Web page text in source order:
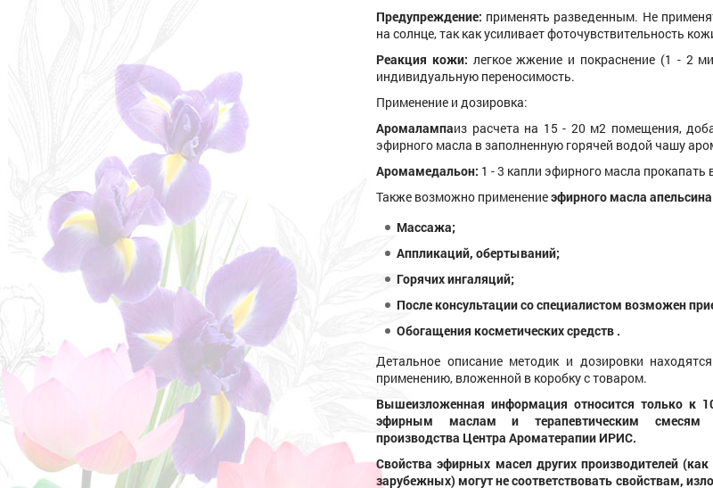
Предупреждение: применять разведенным. Не
на солнце, так как усиливает фоточувствительность
Реакция кожи: легкое жжение и покраснение (1 - 2
индивидуальную переносимость.
Применение и дозировка:
Аромалампаиз расчета на 15 - 20 м2 помещения,
эфирного масла в заполненную горячей водой чашу
Аромамедальон: 1 - 3 капли эфирного масла
Также возможно применениеэфирного масла апельсина
Массажа;
Аппликаций, обертываний;
Горячих ингаляций;
После консультации со специалистом возможен
Обогащения косметических средств .
Детальное описание методик и дозировки
применению, вложенной в коробку с товаром.
Вышеизложенная информация относится только к
эфирным маслам и терапевтическим смесям
производства Центра Ароматерапии ИРИС.
Свойства эфирных масел других производителей (как
зарубежных) могут не соответствовать свойствам,